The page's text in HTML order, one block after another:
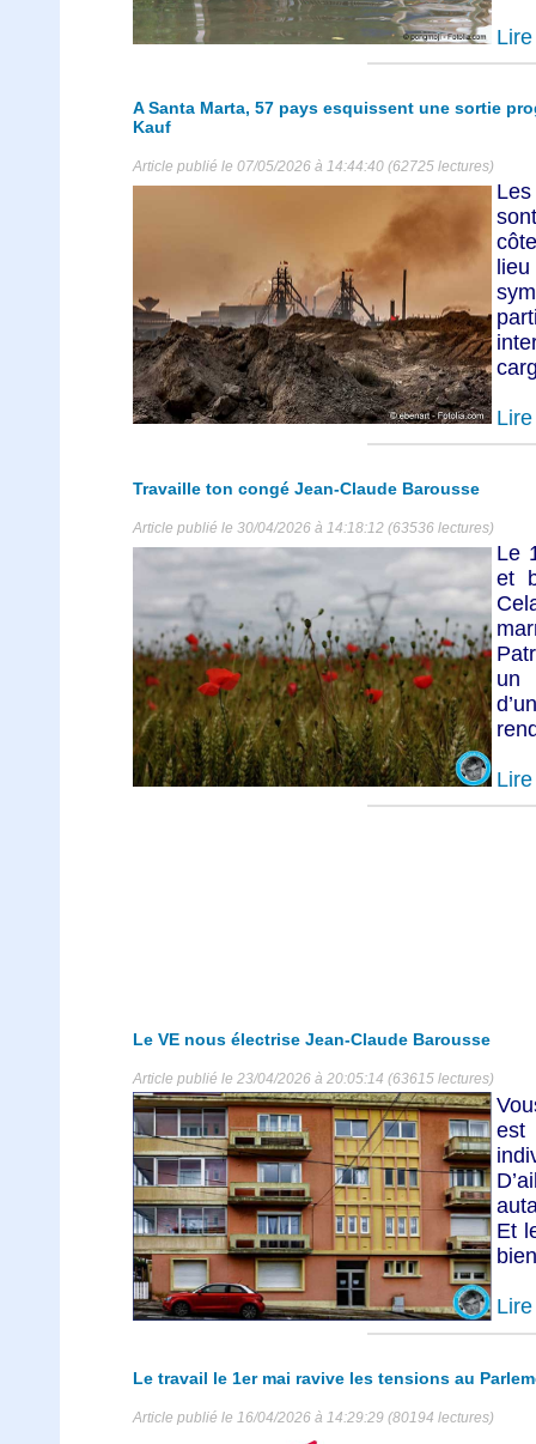
A Santa Marta, 57 pays esquissent une sortie
Kauf
Article publié le 07/05/2026 à 14:44:40 (62725 lectures)
Travaille ton congé Jean-Claude Barousse
Article publié le 30/04/2026 à 14:18:12 (63536 lectures)
Le
et
un
Le VE nous électrise Jean-Claude Barousse
Article publié le 23/04/2026 à 20:05:14 (63615 lectures)
est
Et
Le travail le 1er mai ravive les tensions au
Article publié le 16/04/2026 à 14:29:29 (80194 lectures)